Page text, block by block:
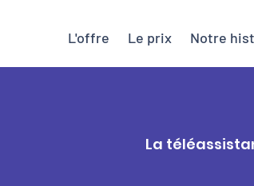
L'offre Le prix Notre
La